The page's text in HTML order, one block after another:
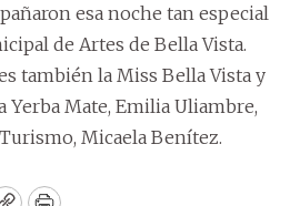
esa noche tan especial
de Artes de Bella Vista.
también la Miss Bella Vista y
Yerba Mate, Emilia Uliambre,
Micaela Benítez.